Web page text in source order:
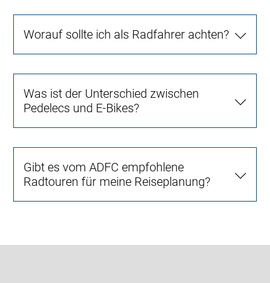
Worauf sollte ich als Radfahrer achten?
Was ist der Unterschied zwischen
Pedelecs und E-Bikes?
Gibt es vom ADFC empfohlene
Radtouren für meine Reiseplanung?